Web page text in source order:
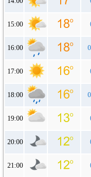
15:00
16:00
17:00
18:00
19:00
20:00
21:00